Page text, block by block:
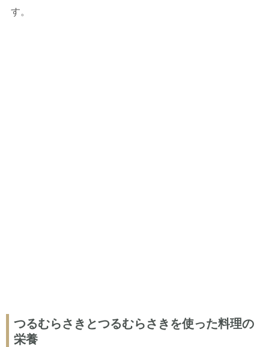
す。
つるむらさきとつるむらさきを使った料理の
栄養